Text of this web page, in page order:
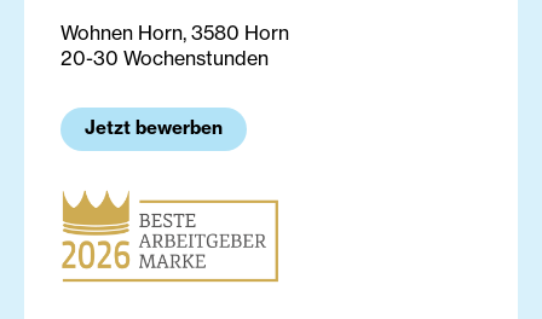
Wohnen Horn, 3580 Horn
20-30 Wochenstunden
Jetzt bewerben